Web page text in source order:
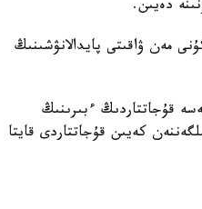
مەن ۋاقىتى پايدالانۋشىنىڭ
قۇجاتتاردىڭ ءبىرىنىڭ
كەيىن قۇجاتتاردى قايتا